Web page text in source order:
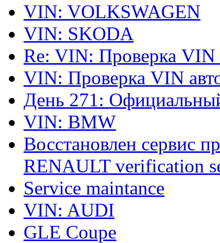
VIN: VOLKSWAGEN
VIN: SKODA
Re: VIN: Проверка VIN
VIN: Проверка VIN
День 271:
VIN: BMW
Восстановлен сервис
RENAULT verification
Service maintance
VIN: AUDI
GLE Coupe